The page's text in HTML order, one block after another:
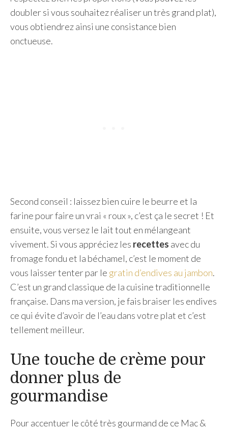
doubler si vous souhaitez réaliser un très grand plat),
vous obtiendrez ainsi une consistance bien
onctueuse.
Second conseil : laissez bien cuire le beurre et la
farine pour faire un vrai « roux », c’est ça le secret ! Et
ensuite, vous versez le lait tout en mélangeant
vivement. Si vous appréciez les recettes avec du
fromage fondu et la béchamel, c’est le moment de
vous laisser tenter par le gratin d’endives au jambon.
C’est un grand classique de la cuisine traditionnelle
française. Dans ma version, je fais braiser les endives
ce qui évite d’avoir de l’eau dans votre plat et c’est
tellement meilleur.
Une touche de crème pour
donner plus de
gourmandise
Pour accentuer le côté très gourmand de ce Mac &